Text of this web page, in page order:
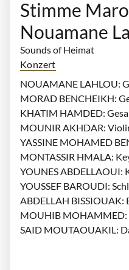
Stimme
Nouamane
Sounds of Heimat
Konzert
NOUAMANE LAHLOU:
MORAD BENCHEIKH:
KHATIM HAMDED:
MOUNIR AKHDAR:
YASSINE MOHAMED
MONTASSIR HMALA:
YOUNES ABDELLAOUI:
YOUSSEF BAROUDI:
ABDELLAH BISSIOUAK:
MOUHIB MOHAMMED:
SAID MOUTAOUAKIL: